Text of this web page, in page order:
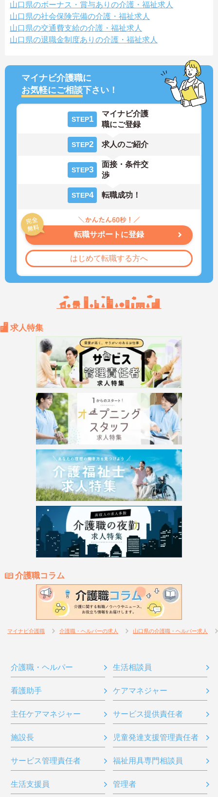
山口県のボーナス・賞与ありの介護・福祉求人
山口県の社会保険完備の介護・福祉求人
山口県の交通費支給の介護・福祉求人
山口県の退職金制度ありの介護・福祉求人
マイナビ介護職に
お気軽にご相談下さい！
STEP1
マイナビ介護
職にご登録
STEP2 求人のご紹介
STEP3
面接・条件交
渉
STEP4 転職成功！
転職サポートに登録
はじめて転職する方へ
求人特集
介護職コラム
マイナビ介護職 介護職・ヘルパーの求人 山口県の介護職・ヘルパー求人
介護職・ヘルパー 生活相談員
看護助手 ケアマネジャー
主任ケアマネジャー サービス提供責任者
施設長 児童発達支援管理責任者
サービス管理責任者 福祉用具専門相談員
生活支援員 管理者